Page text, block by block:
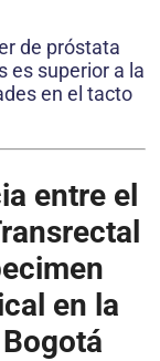
de próstata
es superior a la
en el tacto
entre el
en la